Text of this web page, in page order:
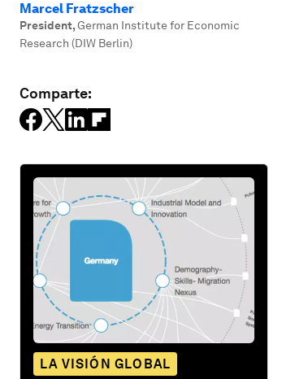
Marcel Fratzscher
President,German Institute for Economic
Research (DIW Berlin)
Comparte:
LA VISIÓN GLOBAL